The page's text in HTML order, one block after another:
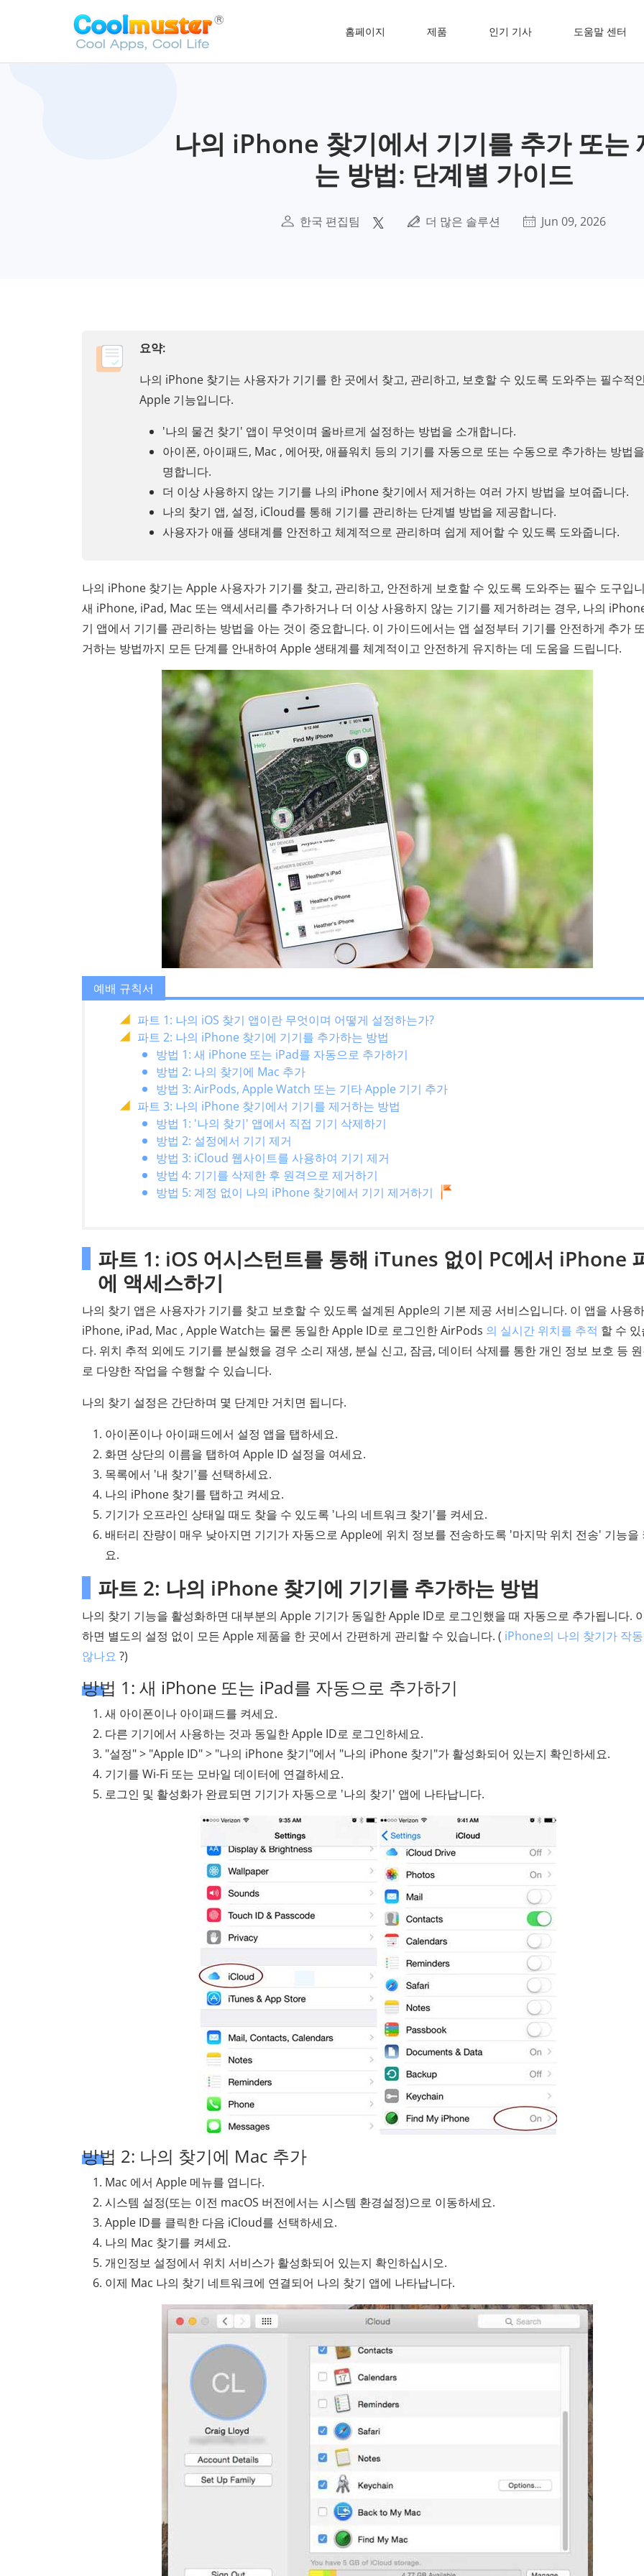
홈페이지 제품 인기 기사 도움말 센터
나의 iPhone 찾기에서 기기를 추가 또는
는 방법: 단계별 가이드
한국 편집팀 더 많은 솔루션 Jun 09, 2026
요약:
나의 iPhone 찾기는 사용자가 기기를 한 곳에서 찾고, 관리하고, 보호할 수 있도록 도와주는 필수적
Apple 기능입니다.
'나의 물건 찾기' 앱이 무엇이며 올바르게 설정하는 방법을 소개합니다.
아이폰, 아이패드, Mac , 에어팟, 애플워치 등의 기기를 자동으로 또는 수동으로 추가하는 방법
명합니다.
더 이상 사용하지 않는 기기를 나의 iPhone 찾기에서 제거하는 여러 가지 방법을 보여줍니다.
나의 찾기 앱, 설정, iCloud를 통해 기기를 관리하는 단계별 방법을 제공합니다.
사용자가 애플 생태계를 안전하고 체계적으로 관리하며 쉽게 제어할 수 있도록 도와줍니다.
나의 iPhone 찾기는 Apple 사용자가 기기를 찾고, 관리하고, 안전하게 보호할 수 있도록 도와주는 필수 도구입
새 iPhone, iPad, Mac 또는 액세서리를 추가하거나 더 이상 사용하지 않는 기기를 제거하려는 경우, 나의
기 앱에서 기기를 관리하는 방법을 아는 것이 중요합니다. 이 가이드에서는 앱 설정부터 기기를 안전하게 추가
거하는 방법까지 모든 단계를 안내하여 Apple 생태계를 체계적이고 안전하게 유지하는 데 도움을 드립니다.
예배 규칙서
파트 1: 나의 iOS 찾기 앱이란 무엇이며 어떻게 설정하는가?
파트 2: 나의 iPhone 찾기에 기기를 추가하는 방법
방법 1: 새 iPhone 또는 iPad를 자동으로 추가하기
방법 2: 나의 찾기에 Mac 추가
방법 3: AirPods, Apple Watch 또는 기타 Apple 기기 추가
파트 3: 나의 iPhone 찾기에서 기기를 제거하는 방법
방법 1: '나의 찾기' 앱에서 직접 기기 삭제하기
방법 2: 설정에서 기기 제거
방법 3: iCloud 웹사이트를 사용하여 기기 제거
방법 4: 기기를 삭제한 후 원격으로 제거하기
방법 5: 계정 없이 나의 iPhone 찾기에서 기기 제거하기
파트 1: iOS 어시스턴트를 통해 iTunes 없이 PC에서 iPhone
에 액세스하기
나의 찾기 앱은 사용자가 기기를 찾고 보호할 수 있도록 설계된 Apple의 기본 제공 서비스입니다. 이 앱을 사용
iPhone, iPad, Mac , Apple Watch는 물론 동일한 Apple ID로 로그인한 AirPods 의 실시간 위치를 추적 할 수
다. 위치 추적 외에도 기기를 분실했을 경우 소리 재생, 분실 신고, 잠금, 데이터 삭제를 통한 개인 정보 보호 등
로 다양한 작업을 수행할 수 있습니다.
나의 찾기 설정은 간단하며 몇 단계만 거치면 됩니다.
아이폰이나 아이패드에서 설정 앱을 탭하세요.
화면 상단의 이름을 탭하여 Apple ID 설정을 여세요.
목록에서 '내 찾기'를 선택하세요.
나의 iPhone 찾기를 탭하고 켜세요.
기기가 오프라인 상태일 때도 찾을 수 있도록 '나의 네트워크 찾기'를 켜세요.
배터리 잔량이 매우 낮아지면 기기가 자동으로 Apple에 위치 정보를 전송하도록 '마지막 위치 전송' 기능을
요.
파트 2: 나의 iPhone 찾기에 기기를 추가하는 방법
나의 찾기 기능을 활성화하면 대부분의 Apple 기기가 동일한 Apple ID로 로그인했을 때 자동으로 추가됩니다.
하면 별도의 설정 없이 모든 Apple 제품을 한 곳에서 간편하게 관리할 수 있습니다. ( iPhone의 나의 찾기가 작
않나요 ?)
방법 1: 새 iPhone 또는 iPad를 자동으로 추가하기
새 아이폰이나 아이패드를 켜세요.
다른 기기에서 사용하는 것과 동일한 Apple ID로 로그인하세요.
"설정" > "Apple ID" > "나의 iPhone 찾기"에서 "나의 iPhone 찾기"가 활성화되어 있는지 확인하세요.
기기를 Wi-Fi 또는 모바일 데이터에 연결하세요.
로그인 및 활성화가 완료되면 기기가 자동으로 '나의 찾기' 앱에 나타납니다.
방법 2: 나의 찾기에 Mac 추가
Mac 에서 Apple 메뉴를 엽니다.
시스템 설정(또는 이전 macOS 버전에서는 시스템 환경설정)으로 이동하세요.
Apple ID를 클릭한 다음 iCloud를 선택하세요.
나의 Mac 찾기를 켜세요.
개인정보 설정에서 위치 서비스가 활성화되어 있는지 확인하십시오.
이제 Mac 나의 찾기 네트워크에 연결되어 나의 찾기 앱에 나타납니다.